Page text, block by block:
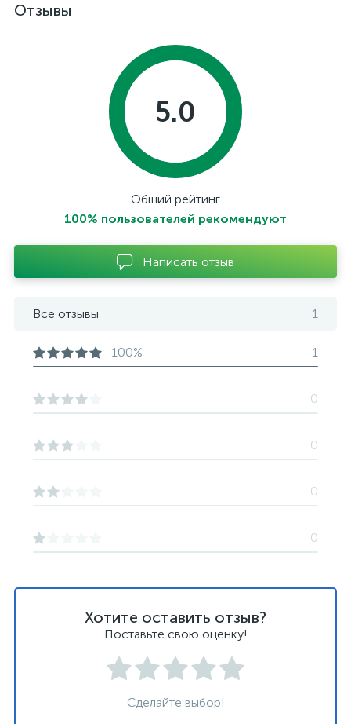
Отзывы
Хотите оставить отзыв?
Поставьте свою оценку!
Сделайте выбор!
5.0
Общий рейтинг
100% пользователей рекомендуют
Написать отзыв
Все отзывы 1
100% 1
0
0
0
0